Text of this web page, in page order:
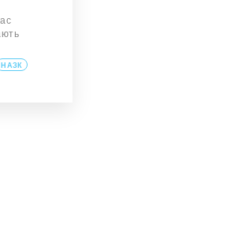
НАЗК